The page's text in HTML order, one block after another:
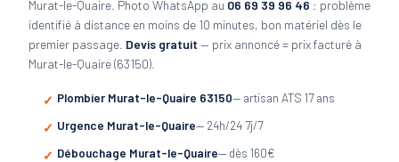
Murat-le-Quaire. Photo WhatsApp au 06 69 39 96 46 : problème
identifié à distance en moins de 10 minutes, bon matériel dès le
premier passage. Devis gratuit — prix annoncé = prix facturé à
Murat-le-Quaire (63150).
Plombier Murat-le-Quaire 63150— artisan ATS 17 ans
Urgence Murat-le-Quaire— 24h/24 7j/7
Débouchage Murat-le-Quaire— dès 160€